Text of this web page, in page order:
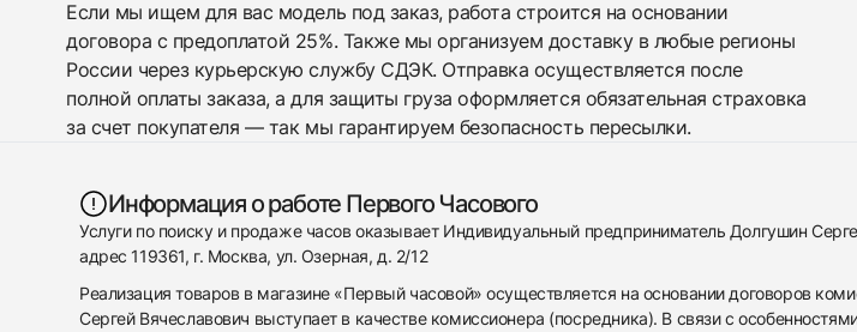
Если мы ищем для вас модель под заказ, работа строится на основании
договора с предоплатой 25%. Также мы организуем доставку в любые регионы
России через курьерскую службу СДЭК. Отправка осуществляется после
полной оплаты заказа, а для защиты груза оформляется обязательная страховка
за счет покупателя — так мы гарантируем безопасность пересылки.
Информация о работе Первого Часового
Услуги по поиску и продаже часов оказывает Индивидуальный предприниматель Долгушин
адрес 119361, г. Москва, ул. Озерная, д. 2/12
Реализация товаров в магазине «Первый часовой» осуществляется на основании договоров
Сергей Вячеславович выступает в качестве комиссионера (посредника). В связи с